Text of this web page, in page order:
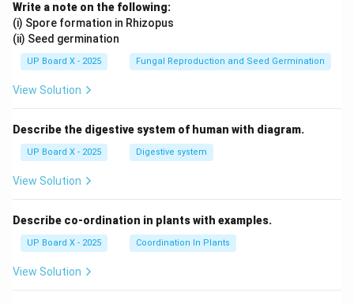
Write a note on the following:
(i) Spore formation in Rhizopus
(ii) Seed germination
UP Board X - 2025 Fungal Reproduction and Seed Germination
View Solution
Describe the digestive system of human with diagram.
UP Board X - 2025 Digestive system
View Solution
Describe co-ordination in plants with examples.
UP Board X - 2025 Coordination In Plants
View Solution